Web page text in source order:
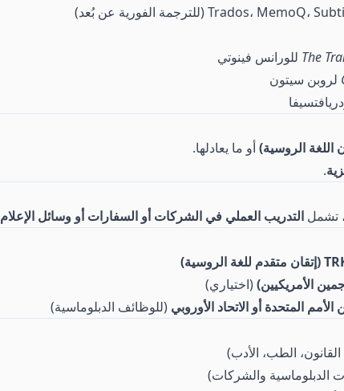
The للورانس فينوتي
لروبن سيتون
أو ما يعادلها.
.
تشمل التدريب العملي في الشركات أو السفارات أو وسائل الإعلام
(اختياري)
المتحدة أو الاتحاد الأوروبي (للوظائف الدبلوماسية)
القانون، الطب، الأدب)
الدبلوماسية والشركات)